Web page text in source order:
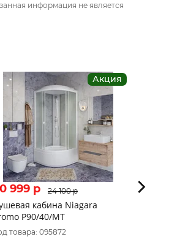
информация не является
Акция
999 p 24 100 p
кабина Niagara
P90/40/MT
товара: 095872
36